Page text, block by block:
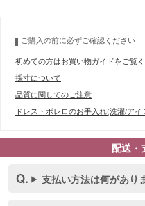
ご購入の前に必ずご確認ください
初めての方はお買い物ガイドをご覧
採寸について
品質に関してのご注意
ドレス・ボレロのお手入れ(洗濯/ア
配送・
支払い方法は何があり